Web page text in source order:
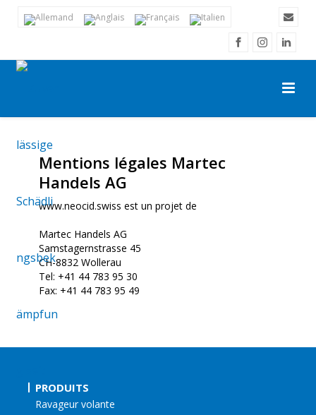
Mentions légales Martec
Handels AG
www.neocid.swiss est un projet de
Martec Handels AG
Samstagernstrasse 45
CH-8832 Wollerau
Tel: +41 44 783 95 30
Fax: +41 44 783 95 49
PRODUITS
Ravageur volante